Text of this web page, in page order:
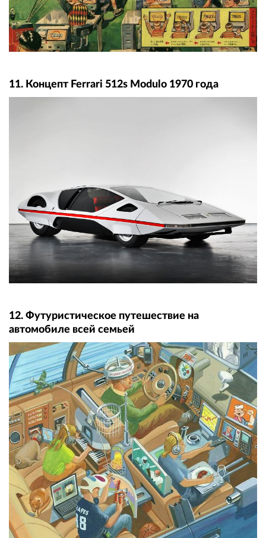
11. Концепт Ferrari 512s Modulo 1970 года
12. Футуристическое путешествие на
автомобиле всей семьей